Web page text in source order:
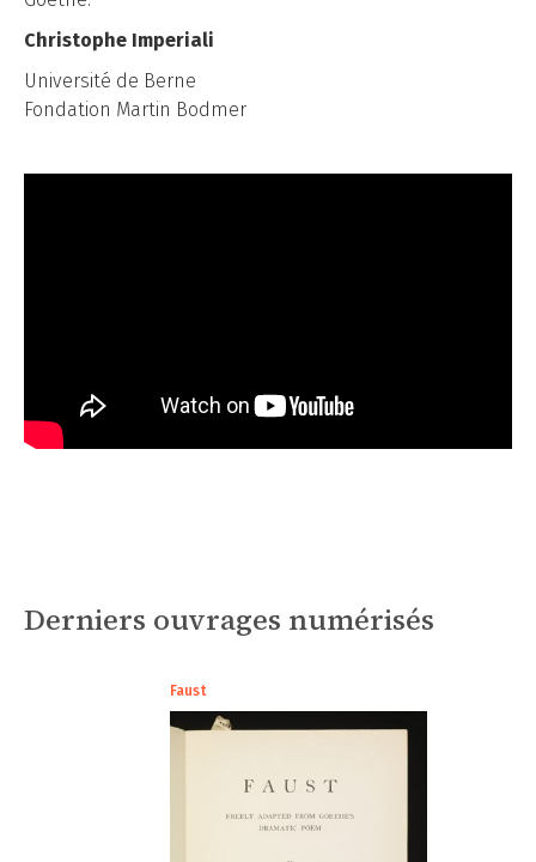
Christophe Imperiali
Université de Berne
Fondation Martin Bodmer
Derniers ouvrages numérisés
Faust